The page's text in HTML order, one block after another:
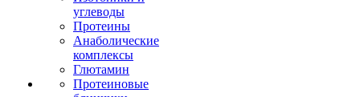
углеводы
Протеины
Анаболические
комплексы
Глютамин
Протеиновые